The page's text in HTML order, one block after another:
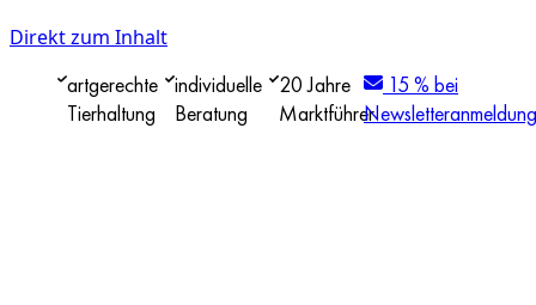
Direkt zum Inhalt
artgerechte
Tierhaltung
individuelle
Beratung
20 Jahre
Marktführer
15 % bei
Newsletteranmeldung